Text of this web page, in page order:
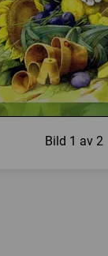
Bild 1 av 2